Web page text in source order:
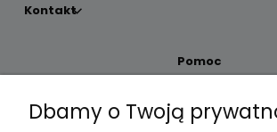
Kontakt
Pomoc
Moje konto
Dbamy o Twoją